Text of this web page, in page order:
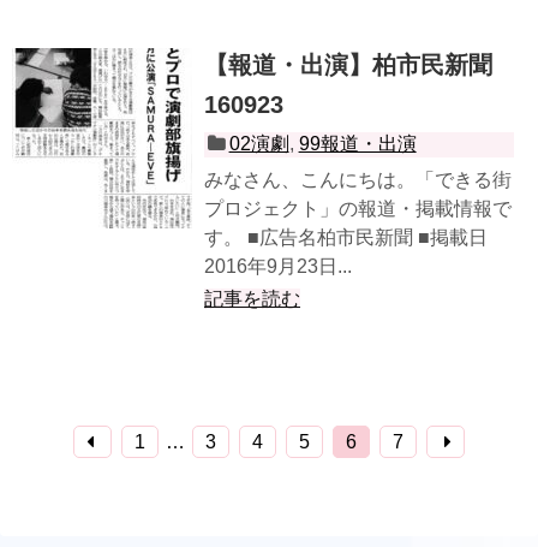
【報道・出演】柏市民新聞
160923
02演劇 , 99報道・出演
みなさん、こんにちは。「できる街
プロジェクト」の報道・掲載情報で
す。 ■広告名柏市民新聞 ■掲載日
2016年9月23日...
記事を読む
1 … 3 4 5 6 7